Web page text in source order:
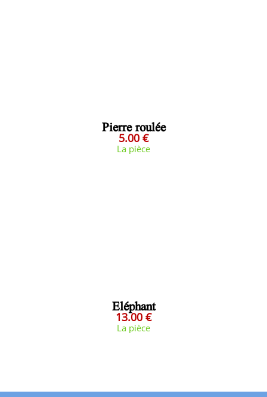
Pierre roulée
5.00 €
La pièce
Eléphant
13.00 €
La pièce